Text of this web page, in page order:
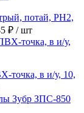
потай, РН2,
₽ / шт
точка, в и/у, 10,